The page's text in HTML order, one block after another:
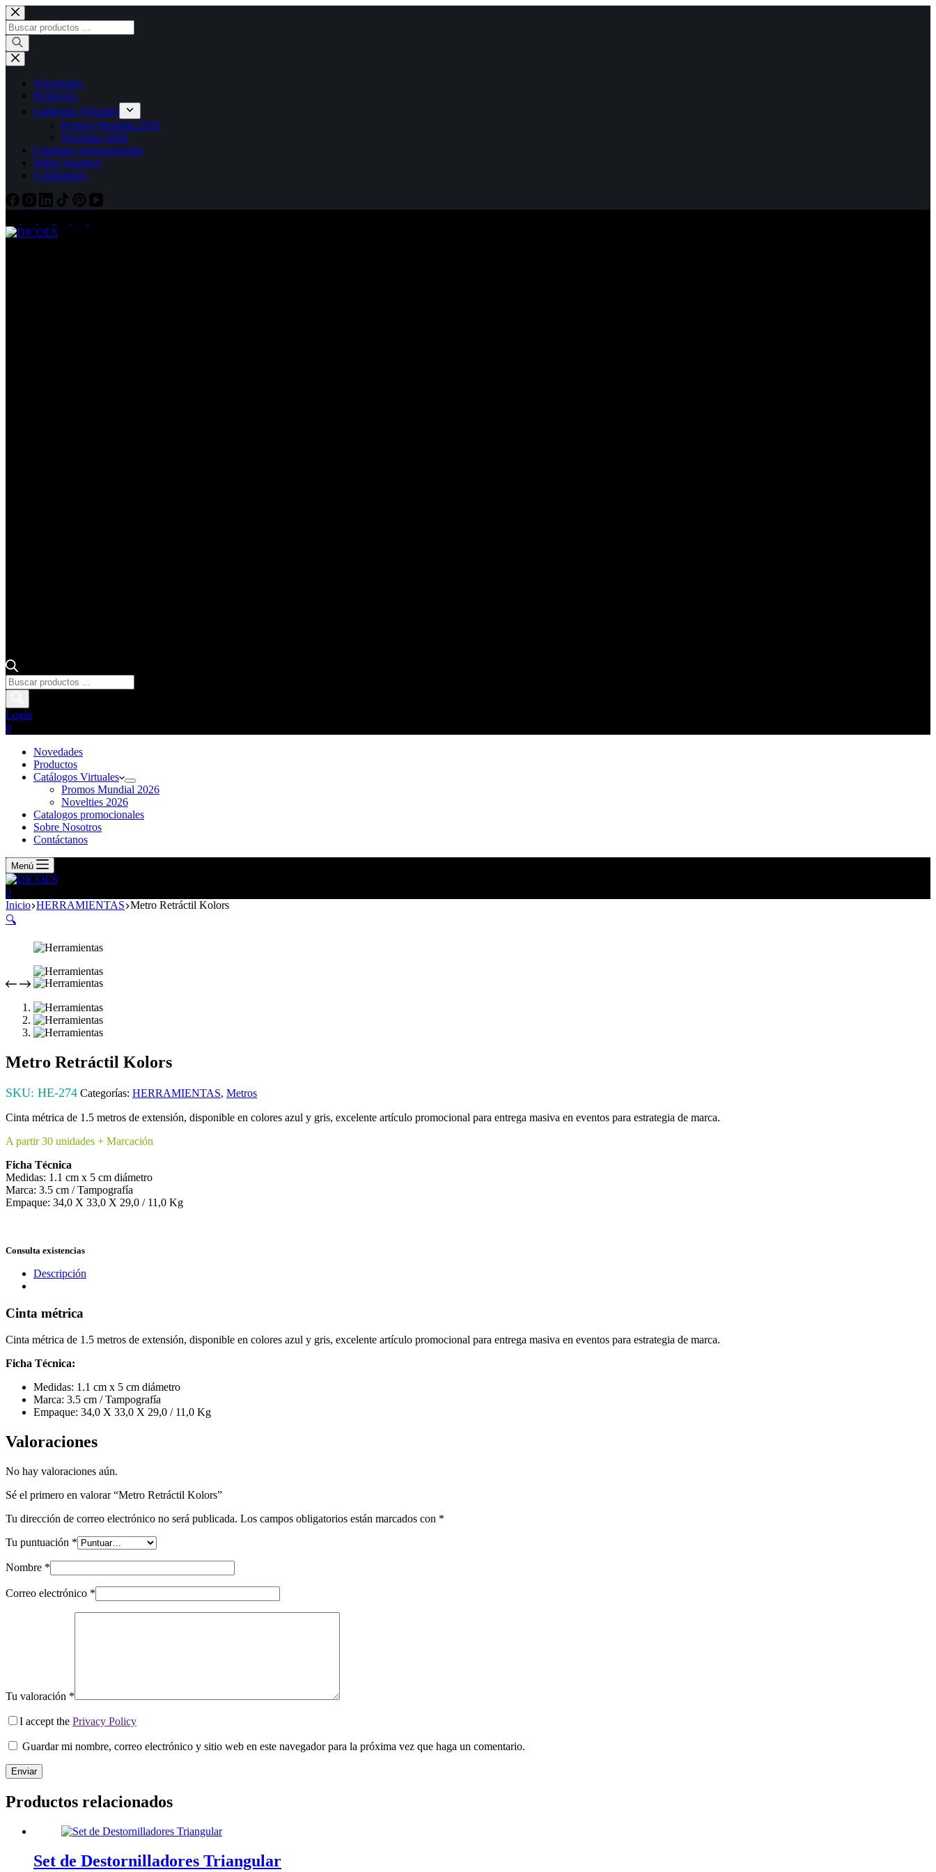
Novedades
Productos
Catálogos Virtuales
Promos Mundial 2026
Novelties 2026
Catalogos promocionales
Sobre Nosotros
Contáctanos
Login
0
Novedades
Productos
Catálogos Virtuales
Promos Mundial 2026
Novelties 2026
Catalogos promocionales
Sobre Nosotros
Contáctanos
Menú
0
Inicio HERRAMIENTAS Metro Retráctil Kolors
🔍
Metro Retráctil Kolors
SKU: HE-274 Categorías: HERRAMIENTAS, Metros
Cinta métrica de 1.5 metros de extensión, disponible en colores azul y gris, excelente artículo promocional para entrega masiva en eventos para estrategia de marca.
A partir 30 unidades + Marcación
Ficha Técnica
Medidas: 1.1 cm x 5 cm diámetro
Marca: 3.5 cm / Tampografía
Empaque: 34,0 X 33,0 X 29,0 / 11,0 Kg
Consulta existencias
Descripción
Cinta métrica
Cinta métrica de 1.5 metros de extensión, disponible en colores azul y gris, excelente artículo promocional para entrega masiva en eventos para estrategia de marca.
Ficha Técnica:
Medidas: 1.1 cm x 5 cm diámetro
Marca: 3.5 cm / Tampografía
Empaque: 34,0 X 33,0 X 29,0 / 11,0 Kg
Valoraciones
No hay valoraciones aún.
Sé el primero en valorar “Metro Retráctil Kolors”
Tu dirección de correo electrónico no será publicada. Los campos obligatorios están marcados con *
Tu puntuación *
Nombre *
Correo electrónico *
Tu valoración *
I accept the Privacy Policy
Guardar mi nombre, correo electrónico y sitio web en este navegador para la próxima vez que haga un comentario.
Enviar
Productos relacionados
Set de Destornilladores Triangular